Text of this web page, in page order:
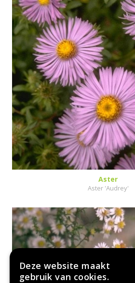
Aster
Aster 'Audrey'
Deze website maakt
gebruik van cookies.